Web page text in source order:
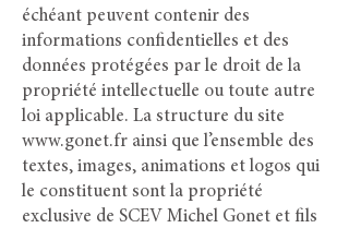
échéant peuvent contenir des
informations confidentielles et des
données protégées par le droit de la
propriété intellectuelle ou toute autre
loi applicable. La structure du site
www.gonet.fr ainsi que l’ensemble des
textes, images, animations et logos qui
le constituent sont la propriété
exclusive de SCEV Michel Gonet et fils